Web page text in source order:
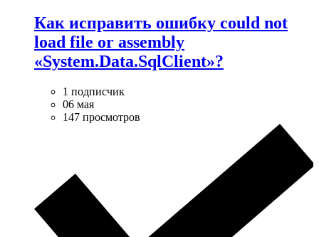
Как исправить ошибку could not
load file or assembly
«System.Data.SqlClient»?
1 подписчик
06 мая
147 просмотров